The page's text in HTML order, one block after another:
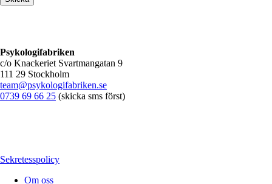
Psykologifabriken
c/o Knackeriet Svartmangatan 9
111 29 Stockholm
team@psykologifabriken.se
0739 69 66 25 (skicka sms först)
Sekretesspolicy
Om oss